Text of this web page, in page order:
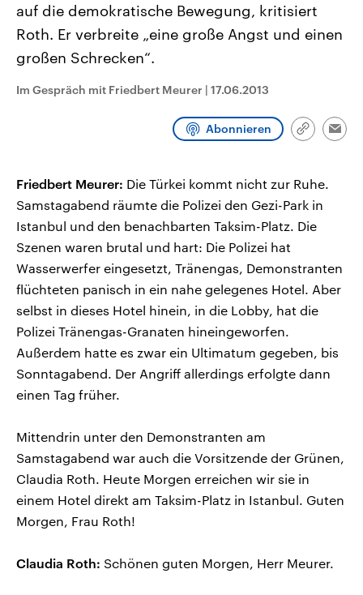
September 2026 einen neuen
Landtag. Seit 2021 wird das
Bundesland von einer Koalition aus
CDU, SPD und FDP regiert.-
Umfragen, Prognosen,
und Hintergründe zu den Parteien
gehören die Vereinigten
den mächtigsten Ländern
mit großem Einfluss auf
Sendungen Programm Podcasts
auf die demokratische Bewegung, kritisiert
Roth. Er verbreite „eine große Angst und einen
großen Schrecken“.
Im Gespräch mit Friedbert Meurer | 17.06.2013
Abonnieren
Link
Friedbert Meurer: Die Türkei kommt nicht zur Ruhe.
Samstagabend räumte die Polizei den Gezi-Park in
Istanbul und den benachbarten Taksim-Platz. Die
Szenen waren brutal und hart: Die Polizei hat
Wasserwerfer eingesetzt, Tränengas, Demonstranten
flüchteten panisch in ein nahe gelegenes Hotel. Aber
selbst in dieses Hotel hinein, in die Lobby, hat die
Polizei Tränengas-Granaten hineingeworfen.
Außerdem hatte es zwar ein Ultimatum gegeben, bis
Sonntagabend. Der Angriff allerdings erfolgte dann
einen Tag früher.
Mittendrin unter den Demonstranten am
Samstagabend war auch die Vorsitzende der Grünen,
Claudia Roth. Heute Morgen erreichen wir sie in
einem Hotel direkt am Taksim-Platz in Istanbul. Guten
Morgen, Frau Roth!
Claudia Roth: Schönen guten Morgen, Herr Meurer.